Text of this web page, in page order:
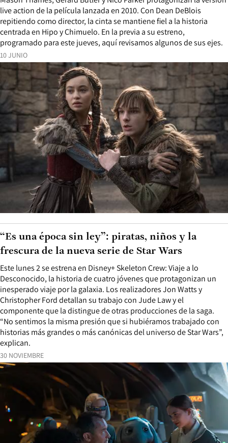
10 JUNIO
live action de la película lanzada en 2010. Con Dean DeBlois
repitiendo como director, la cinta se mantiene fiel a la historia
centrada en Hipo y Chimuelo. En la previa a su estreno,
programado para este jueves, aquí revisamos algunos de sus ejes.
30 NOVIEMBRE
Este lunes 2 se estrena en Disney+ Skeleton Crew: Viaje a lo
Desconocido, la historia de cuatro jóvenes que protagonizan un
inesperado viaje por la galaxia. Los realizadores Jon Watts y
Christopher Ford detallan su trabajo con Jude Law y el
componente que la distingue de otras producciones de la saga.
“No sentimos la misma presión que si hubiéramos trabajado con
historias más grandes o más canónicas del universo de Star Wars”,
explican.
“Es una época sin ley”: piratas, niños y la
frescura de la nueva serie de Star Wars